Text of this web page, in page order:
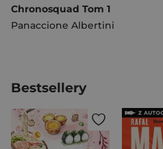
Chronosquad Tom 1
Panaccione Albertini
Bestsellery